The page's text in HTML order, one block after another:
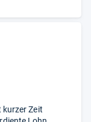
kurzer Zeit